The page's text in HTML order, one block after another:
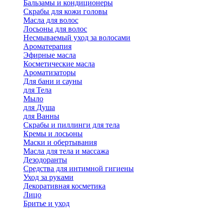
Бальзамы и кондиционеры
Скрабы для кожи головы
Масла для волос
Лосьоны для волос
Несмываемый уход за волосами
Ароматерапия
Эфирные масла
Косметические масла
Ароматизаторы
Для бани и сауны
для Тела
Мыло
для Душа
для Ванны
Скрабы и пиллинги для тела
Кремы и лосьоны
Маски и обертывания
Масла для тела и массажа
Дезодоранты
Средства для интимной гигиены
Уход за руками
Декоративная косметика
Лицо
Бритье и уход